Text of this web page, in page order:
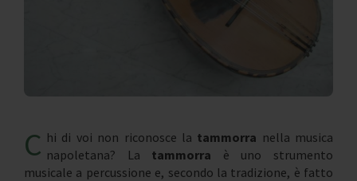
C hi di voi non riconosce la tammorra nella musica
napoletana? La tammorra è uno strumento
musicale a percussione e, secondo la tradizione, è fatto